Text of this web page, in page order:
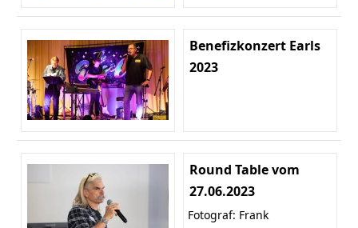
Benefizkonzert Earls
2023
Round Table vom
27.06.2023
Fotograf: Frank